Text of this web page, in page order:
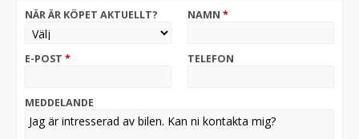
* Öppettider | Mån-Fre 9-18 | Lör 10-14 |
Vi tillhandahåller förmånlig finansiering, garanti och
Trygghetsgaranti 12/24/36 månader. Max 20.000mil /
10 År
NÄR ÄR KÖPET AKTUELLT? NAMN *
E-POST * TELEFON
MEDDELANDE